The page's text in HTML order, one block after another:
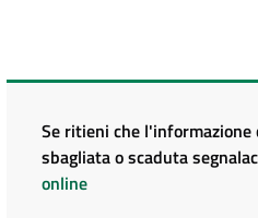
Se ritieni che
sbagliata o scaduta
online